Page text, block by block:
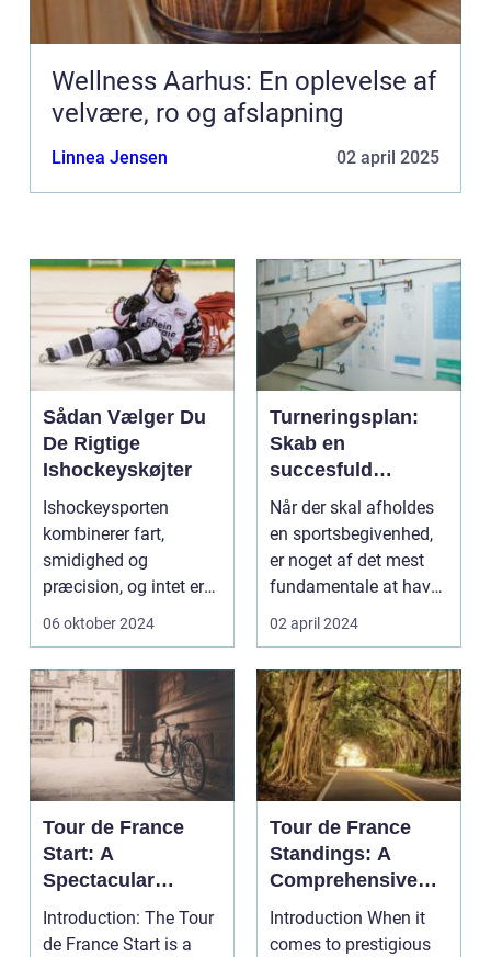
Wellness Aarhus: En oplevelse af
velvære, ro og afslapning
Linnea Jensen 02 april 2025
Sådan Vælger Du
De Rigtige
Ishockeyskøjter
Ishockeysporten
kombinerer fart,
smidighed og
præcision, og intet er
mere afgørende for...
06 oktober 2024
Turneringsplan:
Skab en
succesfuld
turnering
Når der skal afholdes
en sportsbegivenhed,
er noget af det mest
fundamentale at have
en velorganiser...
02 april 2024
Tour de France
Start: A
Spectacular
Showcase of
Cycling Excellence
Introduction: The Tour
de France Start is a
Tour de France
Standings: A
Comprehensive
Guide for Sports
Enthusiasts
Introduction When it
comes to prestigious